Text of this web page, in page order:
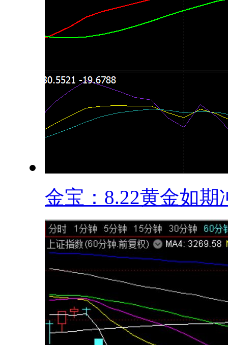
金宝：8.22黄金如期